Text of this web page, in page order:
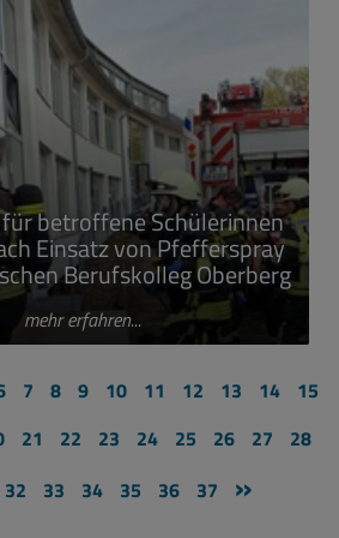
betroffene Schülerinnen
Einsatz von Pfefferspray
Berufskolleg Oberberg
mehr erfahren...
7 8 9 10 11 12 13 14
15
21 22 23 24 25 26 27
28
32 33 34 35 36 37 »